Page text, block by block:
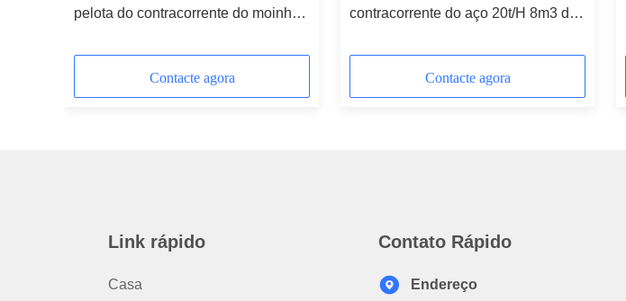
pelota do contracorrente do moinho
máquina refrigerando
Contacte agora
contracorrente do aço 20t/H 8m3 dos
alimentação
Contacte agora
Link rápido
Casa
Contato Rápido
Endereço